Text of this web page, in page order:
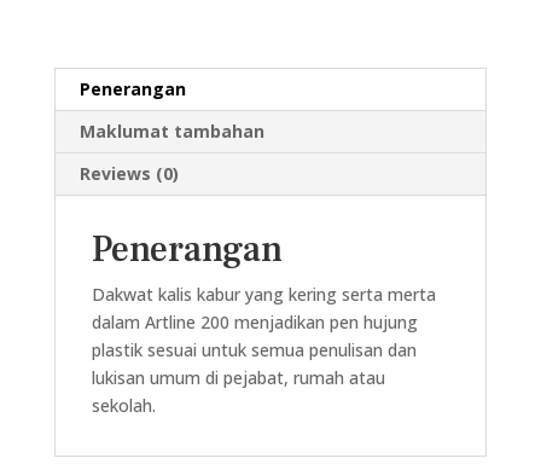
kuantiti
Penerangan
Maklumat tambahan
Reviews (0)
Penerangan
Dakwat kalis kabur yang kering serta merta
dalam Artline 200 menjadikan pen hujung
plastik sesuai untuk semua penulisan dan
lukisan umum di pejabat, rumah atau
sekolah.